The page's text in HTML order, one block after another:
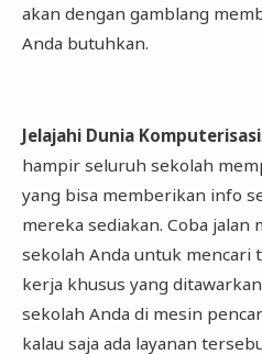
akan dengan gamblang
Anda butuhkan.
Jelajahi Dunia Komputerisasi
hampir seluruh sekolah
yang bisa memberikan info
mereka sediakan. Coba jalan
sekolah Anda untuk mencari
kerja khusus yang
sekolah Anda di mesin
kalau saja ada layanan